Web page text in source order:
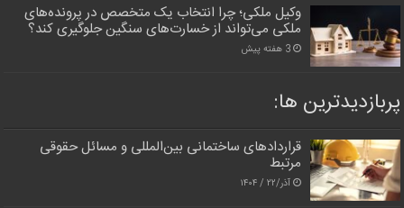
وکیل ملکی؛ چرا انتخاب یک متخصص در پرونده‌های
ملکی می‌تواند از خسارت‌های سنگین جلوگیری کند؟
3 هفته پیش
پربازدیدترین‌ ها:
قراردادهای ساختمانی بین‌المللی و مسائل حقوقی
مرتبط
آذر/۲۲ / ۱۴۰۴